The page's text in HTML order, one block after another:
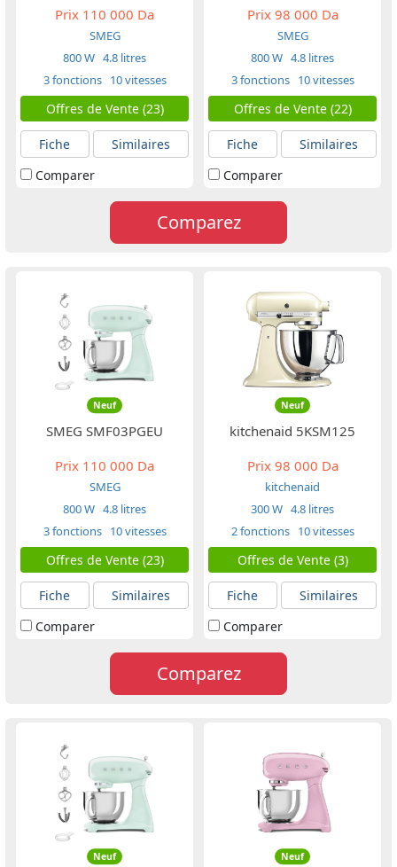
Prix 110 000 Da
SMEG
800 W 4.8 litres
3 fonctions 10 vitesses
Offres de Vente (23)
Fiche
Similaires
Comparer
Prix98 000 Da
SMEG
800 W 4.8 litres
3 fonctions 10 vitesses
Offres de Vente (22)
Fiche
Similaires
Comparer
Comparez
Neuf
SMEG SMF03PGEU
Prix 110 000 Da
SMEG
800 W 4.8 litres
3 fonctions 10 vitesses
Offres de Vente (23)
Fiche
Similaires
Comparer
Neuf
kitchenaid 5KSM125
Prix98 000 Da
kitchenaid
300 W 4.8 litres
2 fonctions 10 vitesses
Offres de Vente (3)
Fiche
Similaires
Comparer
Comparez
Neuf Neuf